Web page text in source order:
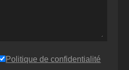
Politique de confidentialité